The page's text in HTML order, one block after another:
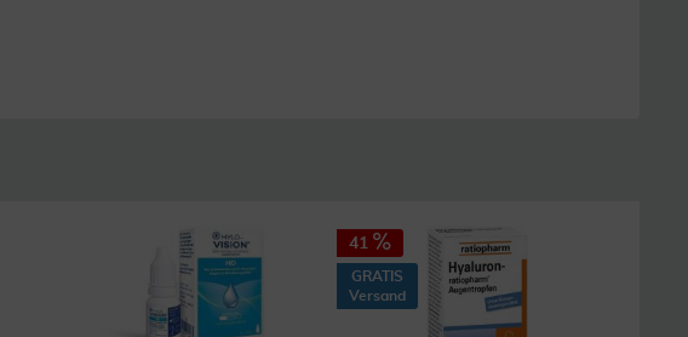
41
GRATIS
Versand